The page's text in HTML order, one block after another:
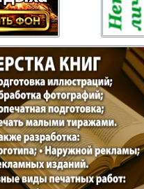
Отдыхай-Купи-
продай
Пражский
телеграф
Районка-Nord-
Bremen